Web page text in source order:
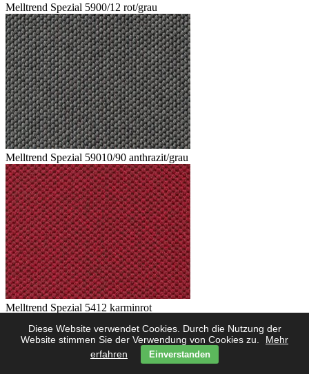
Diese Website verwendet Cookies. Durch die Nutzung der
Website stimmen Sie der Verwendung von Cookies zu.
Mehr
erfahren
Einverstanden
Melltrend Spezial 5900/12 rot/grau
Melltrend Spezial 59010/90 anthrazit/grau
Melltrend Spezial 5412 karminrot